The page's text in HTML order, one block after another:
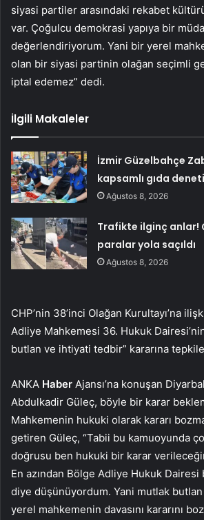
siyasi partiler arasındaki rekabet
var. Çoğulcu demokrasi yapıya bir
değerlendiriyorum. Yani bir yerel
olan bir siyasi partinin olağan seçimli
iptal edemez” dedi.
İlgili Makaleler
İzmir Güzelbahçe
kapsamlı gıda
Ağustos 8, 2026
Trafikte ilginç anlar!
paralar yola saçıldı
Ağustos 8, 2026
CHP’nin 38’inci Olağan Kurultayı’na
Adliye Mahkemesi 36. Hukuk
butlan ve ihtiyati tedbir” kararına
ANKA Haber Ajansı’na konuşan
Abdulkadir Güleç, böyle bir karar
Mahkemenin hukuki olarak kararı
getiren Güleç, “Tabii bu kamuoyunda
doğrusu ben hukuki bir karar
En azından Bölge Adliye Hukuk
diye düşünüyordum. Yani mutlak butlan
yerel mahkemenin davasını kararını